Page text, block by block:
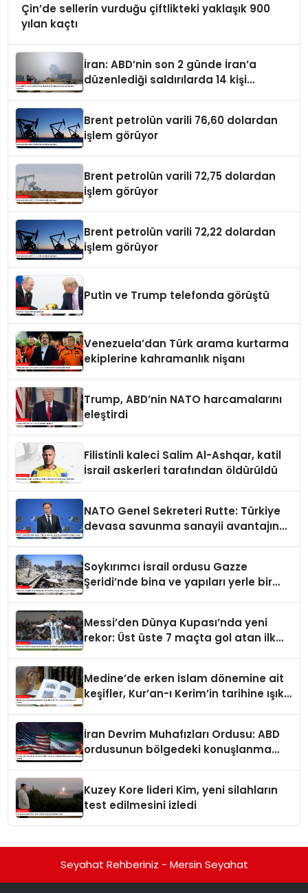
Çin’de sellerin vurduğu çiftlikteki yaklaşık 900
yılan kaçtı
İran: ABD’nin son 2 günde İran’a
düzenlediği saldırılarda 14 kişi
Brent petrolün varili 76,60 dolardan
işlem görüyor
Brent petrolün varili 72,75 dolardan
işlem görüyor
Brent petrolün varili 72,22 dolardan
işlem görüyor
Putin ve Trump telefonda görüştü
Venezuela’dan Türk arama kurtarma
ekiplerine kahramanlık nişanı
Trump, ABD’nin NATO harcamalarını
eleştirdi
Filistinli kaleci Salim Al-Ashqar, katil
İsrail askerleri tarafından öldürüldü
NATO Genel Sekreteri Rutte: Türkiye
devasa savunma sanayii avantajına
Soykırımcı İsrail ordusu Gazze
Şeridi’nde bina ve yapıları yerle bir
Messi’den Dünya Kupası’nda yeni
rekor: Üst üste 7 maçta gol atan ilk
Medine’de erken İslam dönemine ait
keşifler, Kur’an-ı Kerim’in tarihine ışık
İran Devrim Muhafızları Ordusu: ABD
ordusunun bölgedeki konuşlanma
Kuzey Kore lideri Kim, yeni silahların
test edilmesini izledi
Seyahat Rehberiniz - Mersin Seyahat